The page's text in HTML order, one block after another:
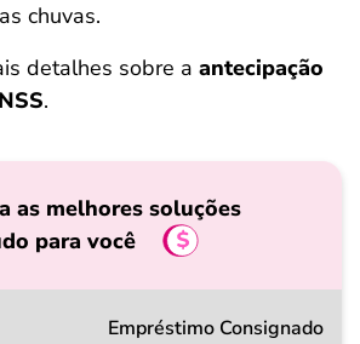
chuvas.
detalhes sobre a antecipação
.
as melhores soluções
para você
Empréstimo Consignado